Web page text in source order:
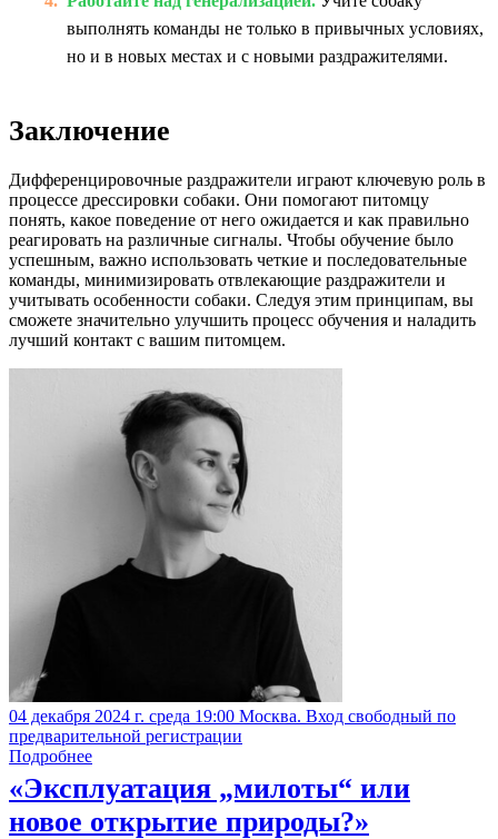
выполнять команды не только в привычных условиях,
но и в новых местах и с новыми раздражителями.
Заключение
Дифференцировочные раздражители играют ключевую роль в
процессе дрессировки собаки. Они помогают питомцу
понять, какое поведение от него ожидается и как правильно
реагировать на различные сигналы. Чтобы обучение было
успешным, важно использовать четкие и последовательные
команды, минимизировать отвлекающие раздражители и
учитывать особенности собаки. Следуя этим принципам, вы
сможете значительно улучшить процесс обучения и наладить
лучший контакт с вашим питомцем.
04 декабря 2024 г. среда 19:00 Москва. Вход свободный по
предварительной регистрации
Подробнее
«Эксплуатация „милоты“ или
новое открытие природы?»